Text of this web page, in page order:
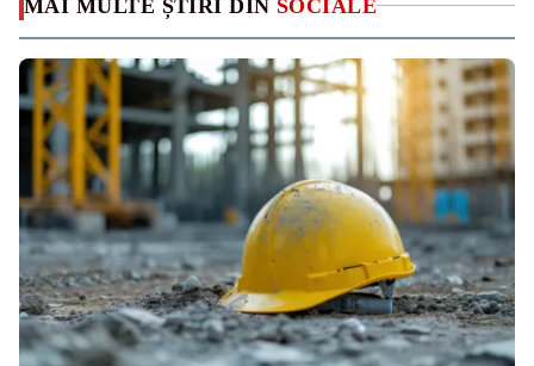
MAI MULTE ȘTIRI DIN SOCIALE